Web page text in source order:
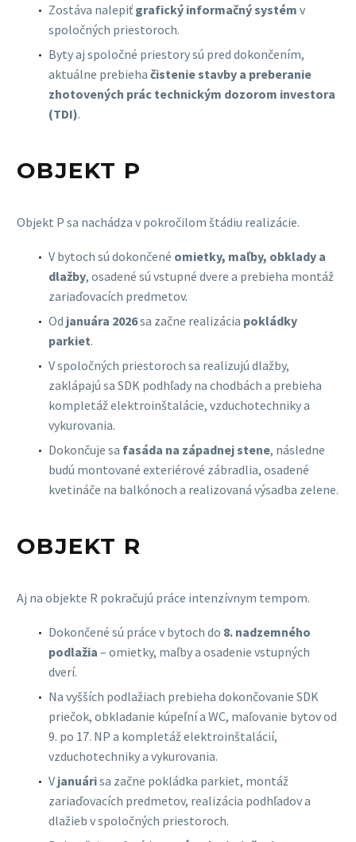
Zostáva nalepiť grafický informačný systém v
spoločných priestoroch.
Byty aj spoločné priestory sú pred dokončením,
aktuálne prebieha čistenie stavby a preberanie
zhotovených prác technickým dozorom investora
(TDI).
OBJEKT P
Objekt P sa nachádza v pokročilom štádiu realizácie.
V bytoch sú dokončené omietky, maľby, obklady a
dlažby, osadené sú vstupné dvere a prebieha montáž
zariaďovacích predmetov.
Od januára 2026sa začne realizácia pokládky
parkiet.
V spoločných priestoroch sa realizujú dlažby,
zaklápajú sa SDK podhľady na chodbách a prebieha
kompletáž elektroinštalácie, vzduchotechniky a
vykurovania.
Dokončuje sa fasáda na západnej stene, následne
budú montované exteriérové zábradlia, osadené
kvetináče na balkónoch a realizovaná výsadba zelene.
OBJEKT R
Aj na objekte R pokračujú práce intenzívnym tempom.
Dokončené sú práce v bytoch do 8. nadzemného
podlažia – omietky, maľby a osadenie vstupných
dverí.
Na vyšších podlažiach prebieha dokončovanie SDK
priečok, obkladanie kúpeľní a WC, maľovanie bytov od
9. po 17. NP a kompletáž elektroinštalácií,
vzduchotechniky a vykurovania.
V januárisa začne pokládka parkiet, montáž
zariaďovacích predmetov, realizácia podhľadov a
dlažieb v spoločných priestoroch.